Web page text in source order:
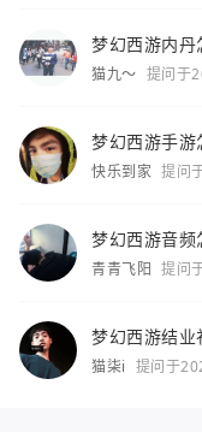
梦幻西游内丹
猫九～ 提问于
梦幻西游手游
快乐到家 提问
梦幻西游音频
青青飞阳 提问
梦幻西游结业
猫柒i 提问于